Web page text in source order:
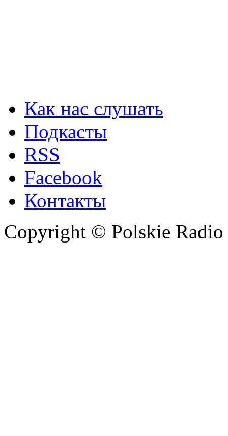
Как нас слушать
Подкасты
RSS
Facebook
Контакты
Copyright © Polskie